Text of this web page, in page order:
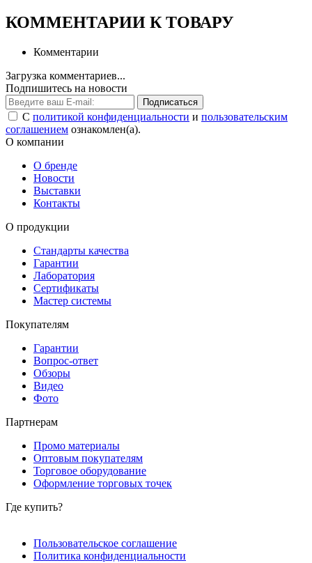
КОММЕНТАРИИ К ТОВАРУ
Комментарии
Загрузка комментариев...
Подпишитесь на новости
Подписаться
С политикой конфиденциальности и пользовательским
соглашением ознакомлен(а).
О компании
О бренде
Новости
Выставки
Контакты
О продукции
Стандарты качества
Гарантии
Лаборатория
Сертификаты
Мастер системы
Покупателям
Гарантии
Вопрос-ответ
Обзоры
Видео
Фото
Партнерам
Промо материалы
Оптовым покупателям
Торговое оборудование
Оформление торговых точек
Где купить?
Пользовательское соглашение
Политика конфиденциальности